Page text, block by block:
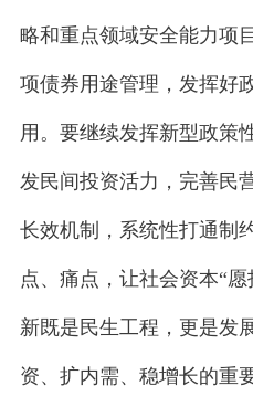
略和重点领域安全能力项
项债券用途管理，发挥好
用。要继续发挥新型政策
发民间投资活力，完善民
长效机制，系统性打通制
点、痛点，让社会资本“
新既是民生工程，更是发
资、扩内需、稳增长的重